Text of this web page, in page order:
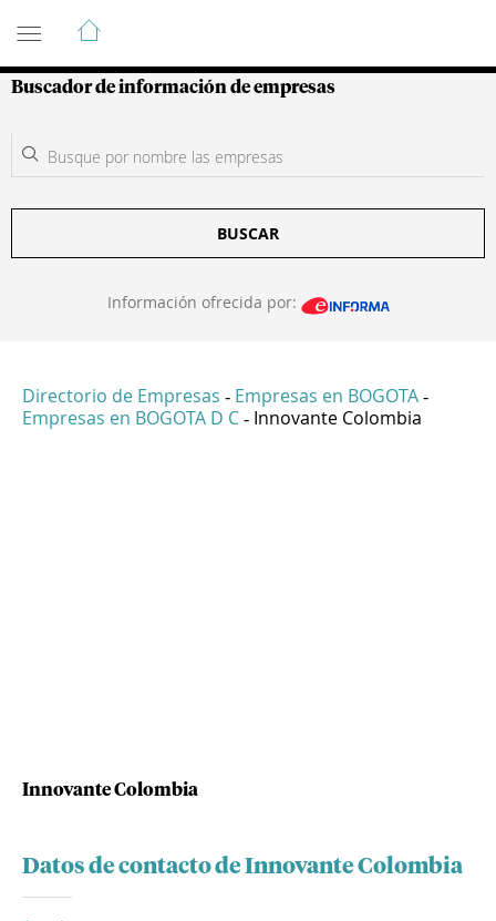
Guía de Empresas Colombianas
Buscador de información de empresas
BUSCAR
Información ofrecida por:
Directorio de Empresas - Empresas en BOGOTA -
Empresas en BOGOTA D C - Innovante Colombia
Innovante Colombia
Datos de contacto de Innovante Colombia